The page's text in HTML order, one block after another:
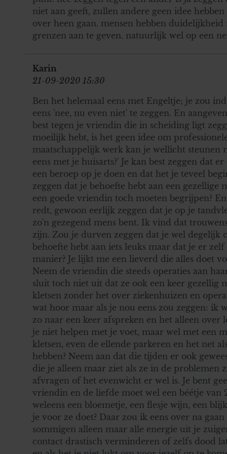
niet aan geeft, zullen andere geen idee
over heen gaan. mensen hebben
grenzen aan te geven. natuurlijk wel op een
Karin
21-09-2020 15:30
Ben het helemaal eens met Engeltje; je zou
eens 'nee, nu even niet' te zeggen. En
best tegen je vriendin die in scheiding ligt
moeilijk hebt, is het geen idee om
maatschappelijk werk kan je wellicht steunen
eens met je huisarts?' Je kan best zeggen dat
een beroep op je doen en dat het je teveel
zeggen dat je behoefte hebt aan een gezellige
een goede vriendin toch moeten begrijpen?
redt, gewoon eerlijk zeggen dat je op je
zo'n gezegend mens bent. Ik vind dat
zijn. Zou je durven zeggen dat je wel degelijk
behoefte hebt aan iets leuks maar dat je er
manier? Je lijkt me een lieverd die alles doet
Neem de vriendin die steeds operaties aan
sluit toch niet uit dat ze ook een keer gezellig
kletsen zonder het over ziekenhuizen en
wat hoor maar als je nou eens zou zeggen: ik
zo naar een keer afspreken en het alleen over
je niet helpen met je voet, maar wel met een
kletsen, even de ellende parkeren en het net
hebben? Neem aan dat die tijden er ook
die je alleen maar ziet als ze in de problemen
afvragen of het evenwicht er wel is. Je bent
vriendin en de liefde moet wel een béétje van
weleens een bloemetje, een flesje wijn, een
je voor ze doet? Daar zou ik eens over na
sommigen alleen maar alle energie uit je
contact drastisch verminderen of zelfs dood